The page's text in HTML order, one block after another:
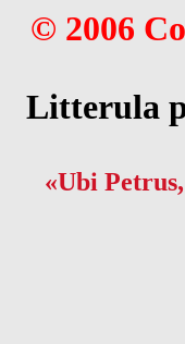
© 2006
Litterula
«Ubi